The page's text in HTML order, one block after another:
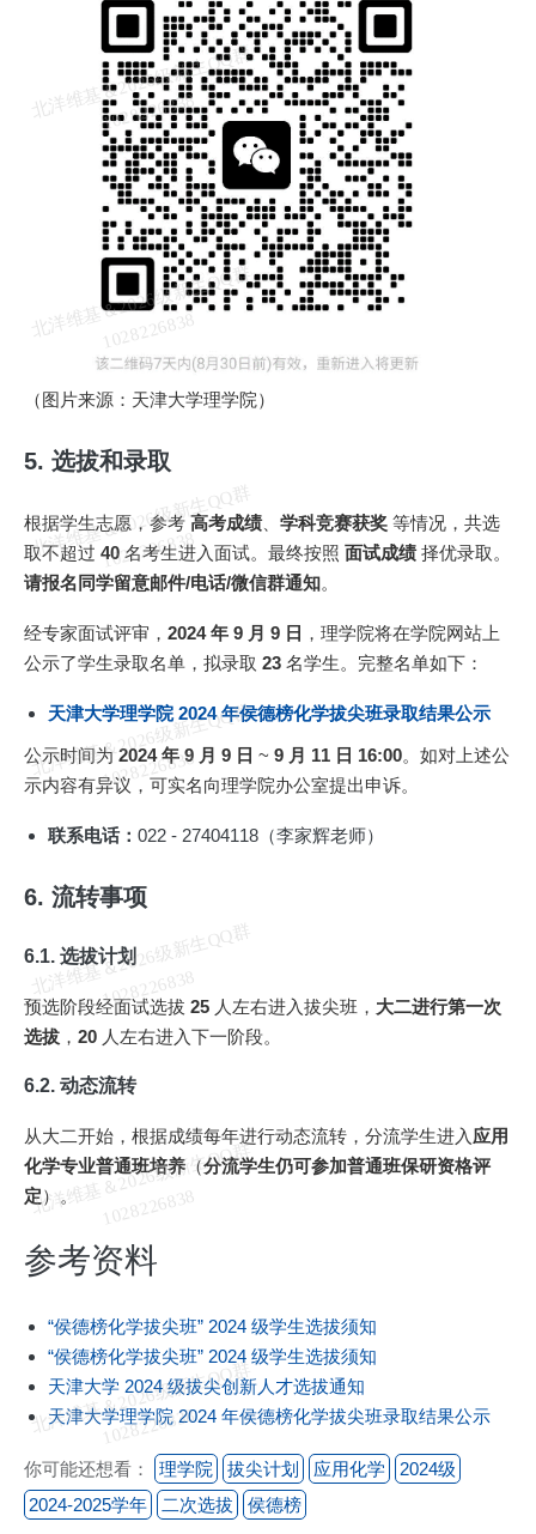
（图片来源：天津大学理学院）
5. 选拔和录取
根据学生志愿，参考 高考成绩、 学科竞赛获奖 等情况，共选
取不超过 40 名考生进入面试。最终按照 面试成绩择优录取。
请报名同学留意邮件/电话/微信群通知。
经专家面试评审， 2024 年 9 月 9 日 ，理学院将在学院网站上
公示了学生录取名单，拟录取 23 名学生。完整名单如下：
天津大学理学院 2024 年侯德榜化学拔尖班录取结果公示
公示时间为2024 年 9 月 9 日 ~ 9 月 11 日 16:00。如对上述公
示内容有异议，可实名向理学院办公室提出申诉。
联系电话： 022 - 27404118（李家辉老师）
6. 流转事项
6.1. 选拔计划
预选阶段经面试选拔 25 人左右进入拔尖班， 大二进行第一次
选拔 ， 20 人左右进入下一阶段。
6.2. 动态流转
从大二开始，根据成绩每年进行动态流转，分流学生进入 应用
化学专业普通班培养（分流学生仍可参加普通班保研资格评
定）。
参考资料
“侯德榜化学拔尖班” 2024 级学生选拔须知
“侯德榜化学拔尖班” 2024 级学生选拔须知
天津大学 2024 级拔尖创新人才选拔通知
天津大学理学院 2024 年侯德榜化学拔尖班录取结果公示
北
洋
维
基
＆
2
0
2
6
级
新
生
Q
Q
群
1
0
2
8
2
2
6
8
3
8
北
洋
维
基
＆
2
0
2
6
级
新
生
Q
Q
群
1
0
2
8
2
2
6
8
3
8
北
洋
维
基
＆
2
0
2
6
级
新
生
Q
Q
群
1
0
2
8
2
2
6
8
3
8
北
洋
维
基
＆
2
0
2
6
级
新
生
Q
Q
群
1
0
2
8
2
2
6
8
3
8
北
洋
维
基
＆
2
0
2
6
级
新
生
Q
Q
群
1
0
2
8
2
2
6
8
3
8
北
洋
维
基
＆
2
0
2
6
级
新
生
Q
Q
群
1
0
2
8
2
2
6
8
3
8
北
洋
维
基
＆
2
0
2
6
级
新
生
Q
Q
群
1
0
2
8
2
2
6
8
3
8
你可能还想看： 理学院 拔尖计划 应用化学
2024级
2024-2025学年
二次选拔 侯德榜